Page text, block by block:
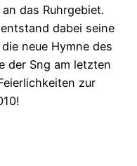
das Ruhrgebiet.
dabei seine
die neue Hymne des
der Sng am letzten
zur